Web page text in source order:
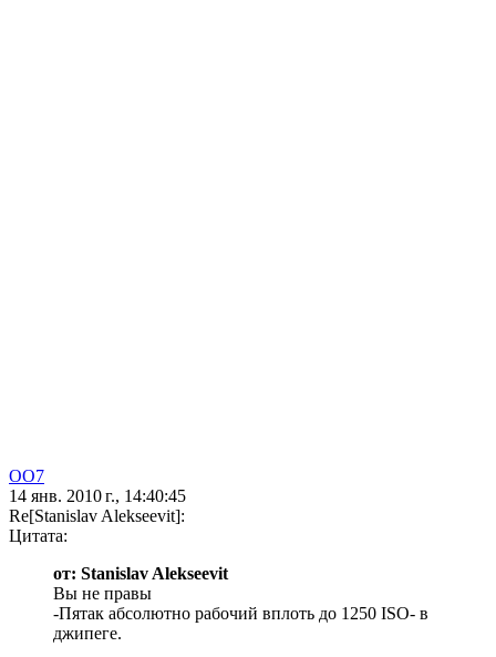
OO7
14 янв. 2010 г., 14:40:45
Re[Stanislav Alekseevit]:
Цитата:
от: Stanislav Alekseevit
Вы не правы
-Пятак абсолютно рабочий вплоть до 1250 ISO- в
джипеге.